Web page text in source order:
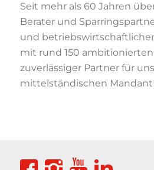
Seit mehr als 60 Jahren
Berater und
und
mit rund 150
zuverlässiger Partner für
mittelständischen